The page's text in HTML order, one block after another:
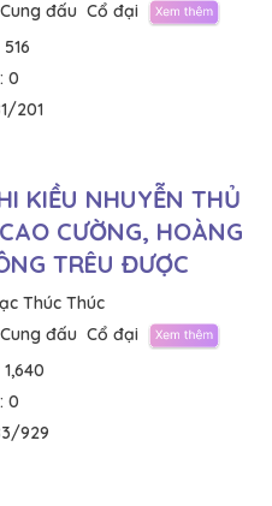
Cung đấu Cổ đại
516
0
201
KIỀU NHUYỄN THỦ
CƯỜNG, HOÀNG
TRÊU ĐƯỢC
Thúc Thúc
Cung đấu Cổ đại
1,640
0
929